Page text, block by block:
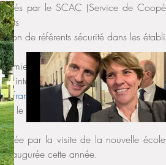
par le SCAC (Service de
de référents sécurité dans les
secours
l'intention de Jean-Yves Le Drian une
français à l'étranger, je ne
le ministre de l'Europe et des
par la visite de la nouvelle
cette année.